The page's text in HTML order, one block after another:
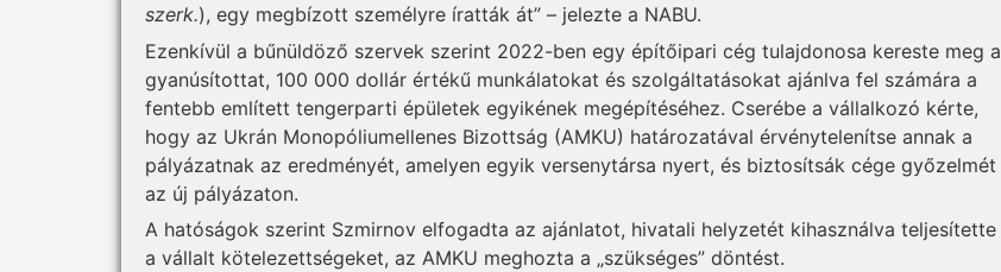
szerk.), egy megbízott személyre íratták át” – jelezte a NABU.
Ezenkívül a bűnüldöző szervek szerint 2022-ben egy építőipari cég tulajdonosa kereste meg a
gyanúsítottat, 100 000 dollár értékű munkálatokat és szolgáltatásokat ajánlva fel számára a
fentebb említett tengerparti épületek egyikének megépítéséhez. Cserébe a vállalkozó kérte,
hogy az Ukrán Monopóliumellenes Bizottság (AMKU) határozatával érvénytelenítse annak a
pályázatnak az eredményét, amelyen egyik versenytársa nyert, és biztosítsák cége győzelmét
az új pályázaton.
A hatóságok szerint Szmir­nov elfogadta az ajánlatot, hivatali helyzetét kihasználva teljesítette
a vállalt kötelezettségeket, az AMKU meghozta a „szükséges” döntést.